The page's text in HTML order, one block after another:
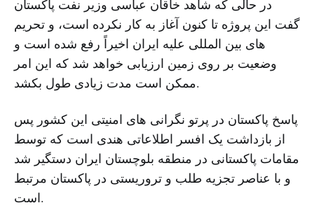
در حالی که شاهد خاقان عباسی وزیر نفت پاکستان
گفت این پروژه تا کنون آغاز به کار نکرده است، و تحریم
های بین المللی علیه ایران اخیراً رفع شده است و
وضعیت بر روی زمین ارزیابی خواهد شد که این امر
ممکن است مدت زیادی طول بکشد.
پاسخ پاکستان در پرتو نگرانی های امنیتی این کشور پس
از بازداشت یک افسر اطلاعاتی هندی است که توسط
مقامات پاکستانی در منطقه بلوچستان ایران دستگیر شد
و با عناصر تجزیه طلب و تروریستی در پاکستان مرتبط
است.